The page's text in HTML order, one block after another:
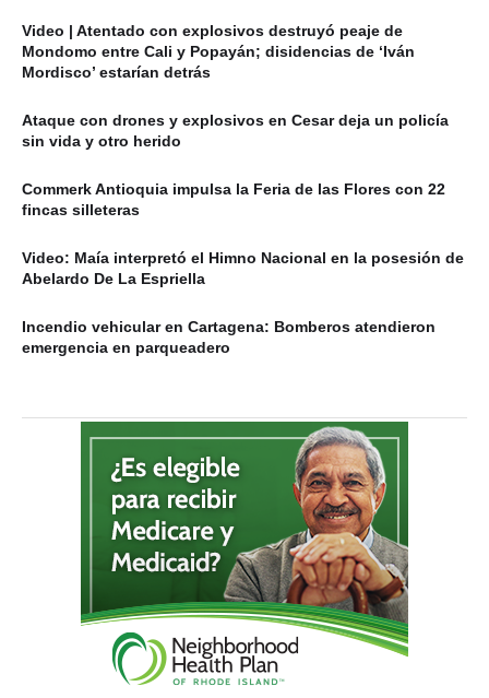
Video | Atentado con explosivos destruyó peaje de
Mondomo entre Cali y Popayán; disidencias de ‘Iván
Mordisco’ estarían detrás
Ataque con drones y explosivos en Cesar deja un policía
sin vida y otro herido
Commerk Antioquia impulsa la Feria de las Flores con 22
fincas silleteras
Video: Maía interpretó el Himno Nacional en la posesión de
Abelardo De La Espriella
Incendio vehicular en Cartagena: Bomberos atendieron
emergencia en parqueadero